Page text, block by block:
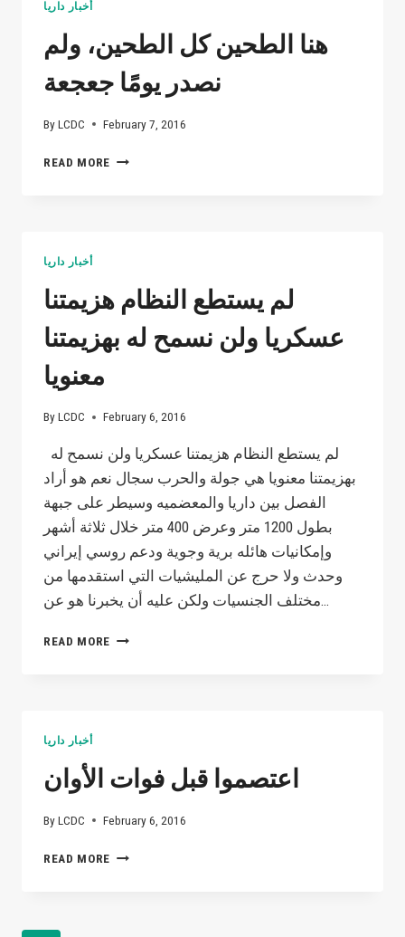
تشهده
درايا
أخبار داريا
هنا الطحين كل الطحين، ولم
نصدر يومًا جعجعة
ByLCDC February 7, 2016
READ MORE
جعجعة
أخبار داريا
لم يستطع النظام هزيمتنا
عسكريا ولن نسمح له بهزيمتنا
معنويا
ByLCDC February 6, 2016
بهزيمتنا معنويا هي جولة والحرب سجال نعم هو أراد
الفصل بين داريا والمعضميه وسيطر على جبهة
بطول 1200 متر وعرض 400 متر خلال ثلاثة أشهر
وإمكانيات هائله برية وجوية ودعم روسي إيراني
وحدث ولا حرج عن المليشيات التي استقدمها من
مختلف الجنسيات ولكن عليه أن يخبرنا هو عن…
READ MORE لم
بهزيمتنا
أخبار داريا
اعتصموا قبل فوات الأوان
ByLCDC February 6, 2016
READ MORE اعتصموا